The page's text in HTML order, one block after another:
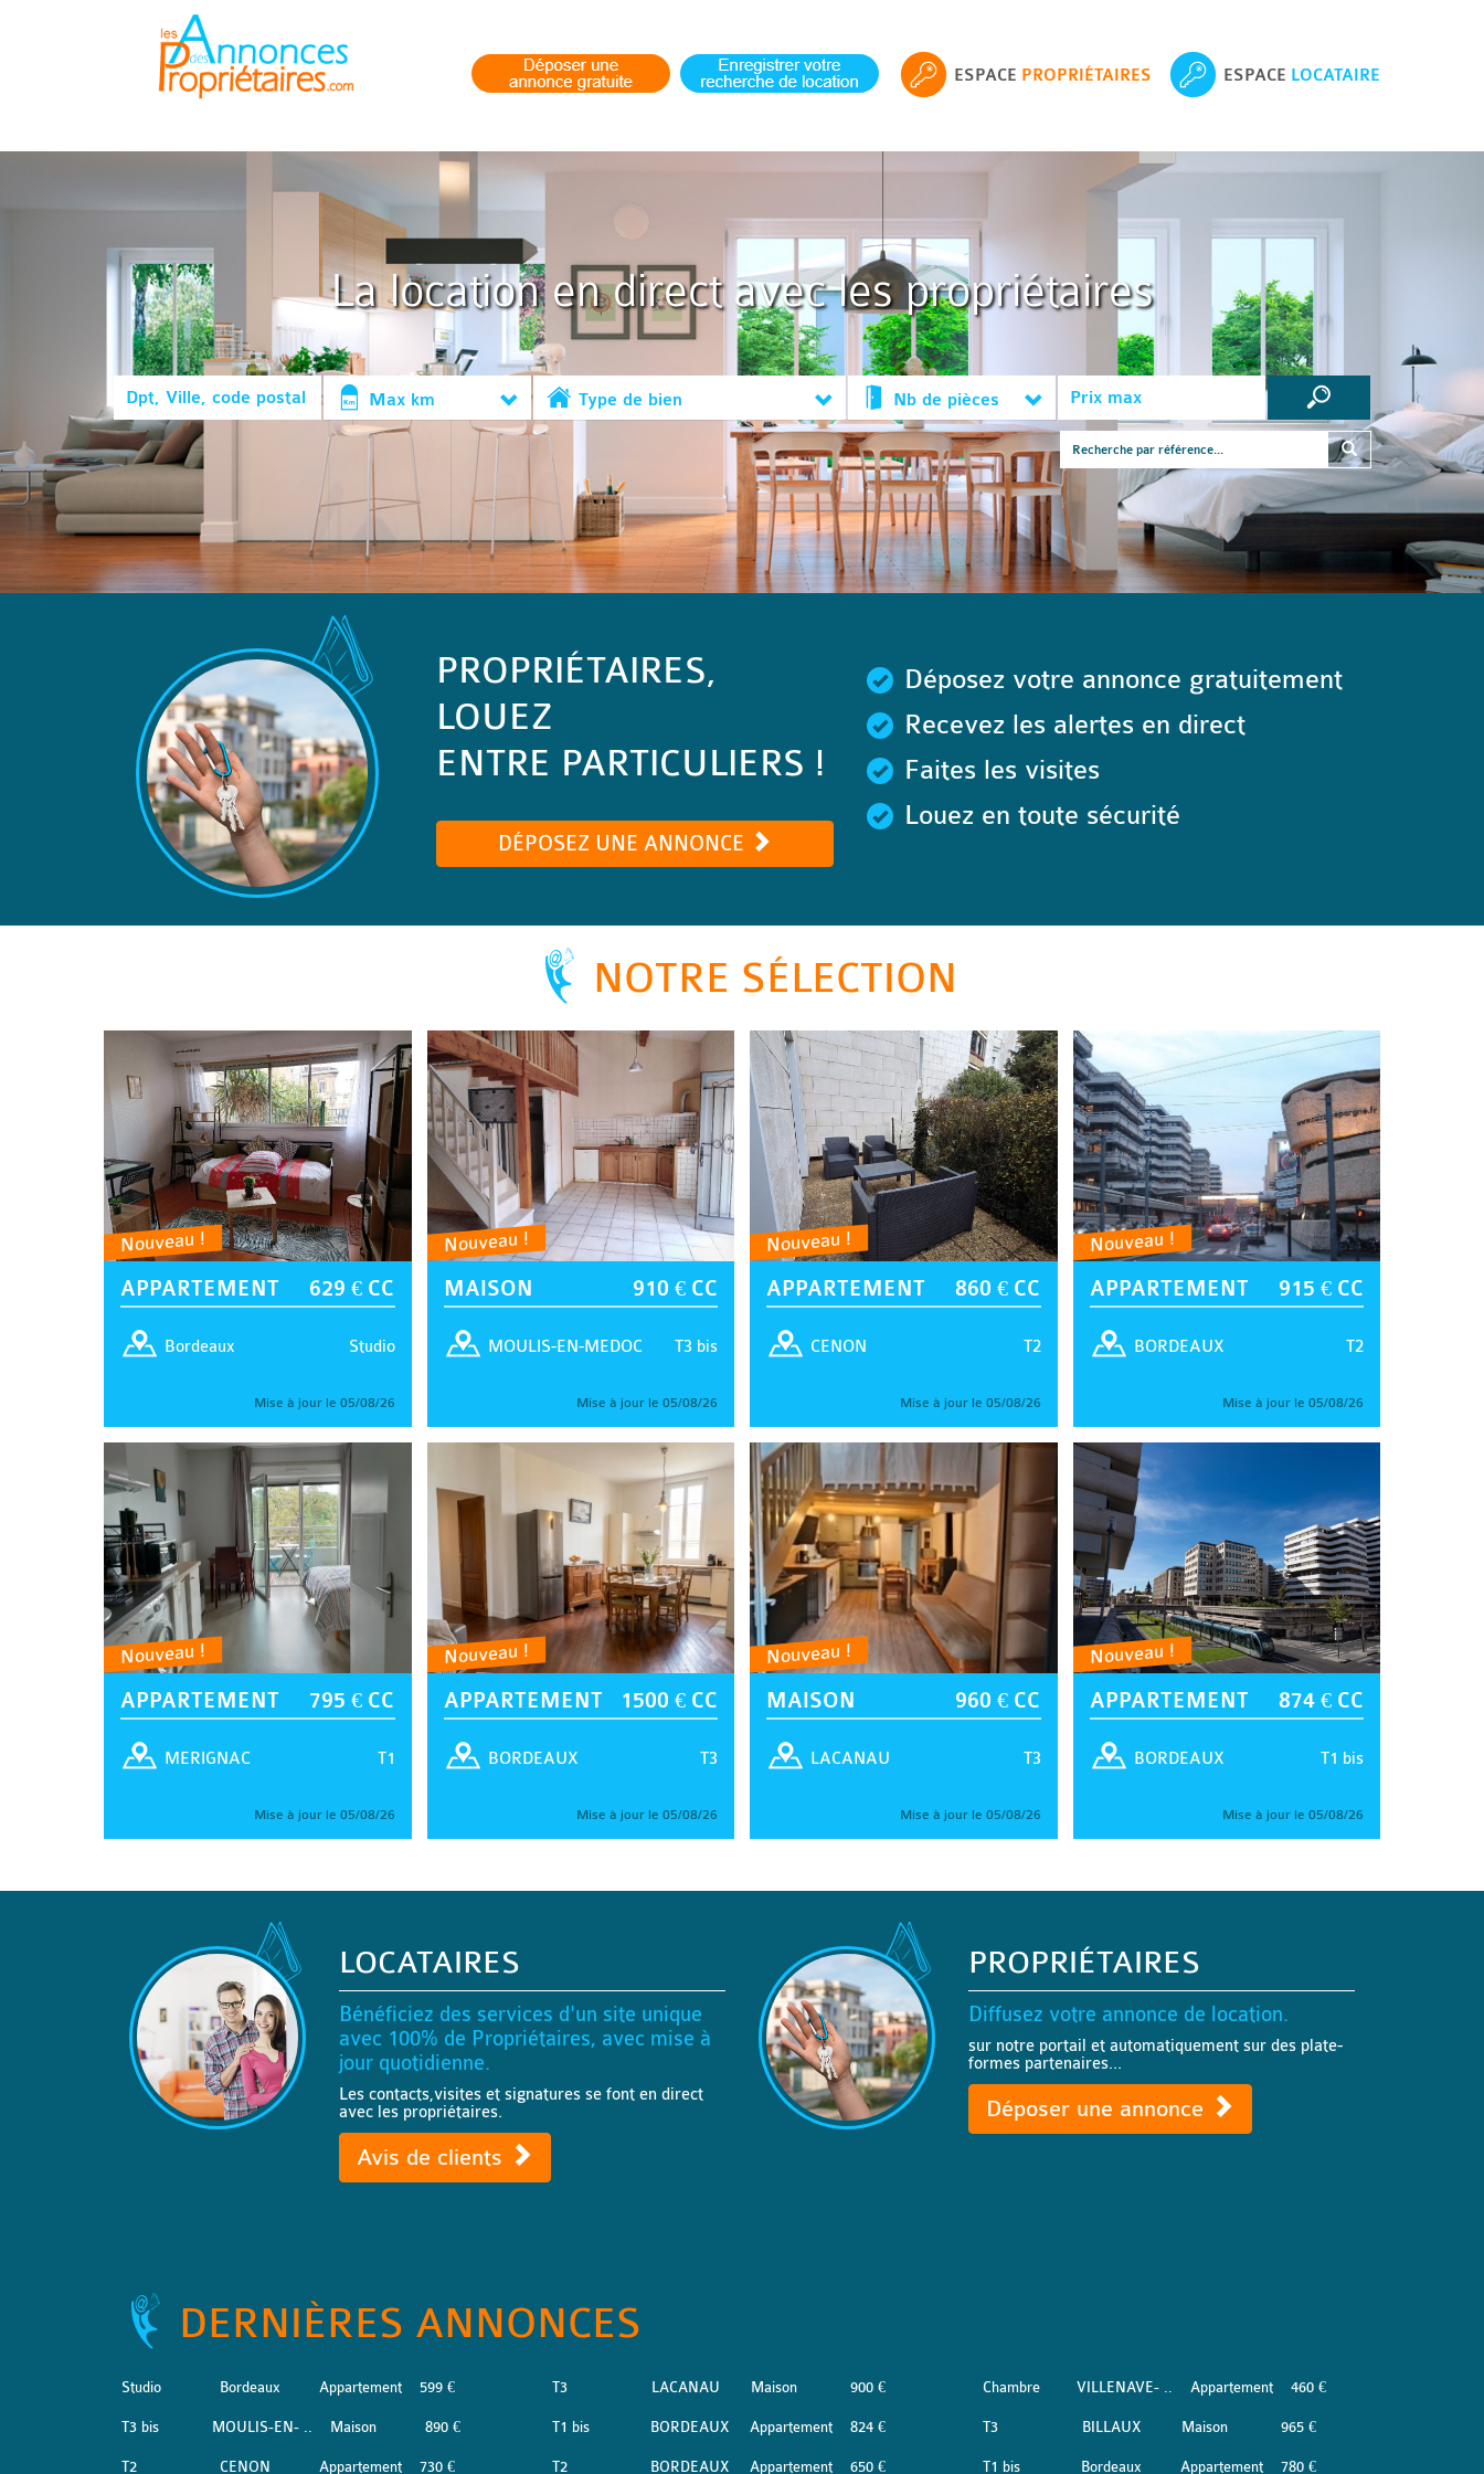
ESPACE PROPRIÉTAIRES ESPACE LOCATAIRE
La location en direct avec les propriétaires
Max km Type de bien Nb de pièces
PROPRIÉTAIRES,
LOUEZ
ENTRE PARTICULIERS !
DÉPOSEZ UNE ANNONCE
Déposez votre annonce gratuitement
Recevez les alertes en direct
Faites les visites
Louez en toute sécurité
NOTRE SÉLECTION
Nouveau !
APPARTEMENT 629 € CC
Studio
Bordeaux
Mise à jour le 05/08/26
Nouveau !
MAISON 910 € CC
T3 bis
MOULIS-EN-MEDOC
Mise à jour le 05/08/26
Nouveau !
APPARTEMENT 860 € CC
T2
CENON
Mise à jour le 05/08/26
Nouveau !
APPARTEMENT 915 € CC
T2
BORDEAUX
Mise à jour le 05/08/26
Nouveau !
APPARTEMENT 795 € CC
T1
MERIGNAC
Mise à jour le 05/08/26
Nouveau !
APPARTEMENT 1500 € CC
T3
BORDEAUX
Mise à jour le 05/08/26
Nouveau !
MAISON 960 € CC
T3
LACANAU
Mise à jour le 05/08/26
Nouveau !
APPARTEMENT 874 € CC
T1 bis
BORDEAUX
Mise à jour le 05/08/26
LOCATAIRES
Bénéficiez des services d'un site unique
avec 100% de Propriétaires, avec mise à
jour quotidienne.
Les contacts,visites et signatures se font en direct
avec les propriétaires.
Avis de clients
PROPRIÉTAIRES
Diffusez votre annonce de location.
sur notre portail et automatiquement sur des plate-
formes partenaires...
Déposer une annonce
DERNIÈRES ANNONCES
Studio Bordeaux Appartement 599 €
T3 bis MOULIS-EN- .. Maison 890 €
T2 CENON Appartement 730 €
T3 LACANAU Maison 900 €
T1 bis BORDEAUX Appartement 824 €
T2 BORDEAUX Appartement 650 €
Chambre VILLENAVE- .. Appartement 460 €
T3 BILLAUX Maison 965 €
T1 bis Bordeaux Appartement 780 €